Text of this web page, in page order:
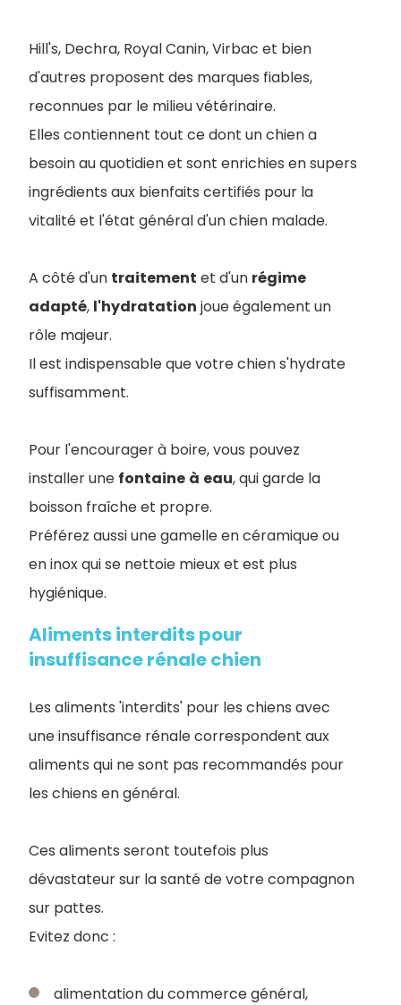
Hill's, Dechra, Royal Canin, Virbac et bien
d'autres proposent des marques fiables,
reconnues par le milieu vétérinaire.
Elles contiennent tout ce dont un chien a
besoin au quotidien et sont enrichies en supers
ingrédients aux bienfaits certifiés pour la
vitalité et l'état général d'un chien malade.
A côté d'un traitement et d'un régime
adapté, l'hydratation joue également un
rôle majeur.
Il est indispensable que votre chien s'hydrate
suffisamment.
Pour l'encourager à boire, vous pouvez
installer une fontaine à eau, qui garde la
boisson fraîche et propre.
Préférez aussi une gamelle en céramique ou
en inox qui se nettoie mieux et est plus
hygiénique.
Aliments interdits pour
insuffisance rénale chien
Les aliments 'interdits' pour les chiens avec
une insuffisance rénale correspondent aux
aliments qui ne sont pas recommandés pour
les chiens en général.
Ces aliments seront toutefois plus
dévastateur sur la santé de votre compagnon
sur pattes.
Evitez donc :
alimentation du commerce général,